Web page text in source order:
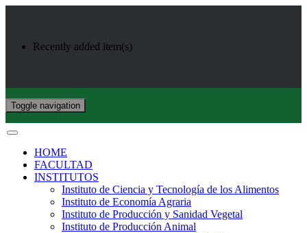
Recently added item(s)
Toggle navigation
HOME
FACULTAD
INSTITUTOS
Instituto de Ciencia y Tecnología de los Alimentos
Instituto de Economía Agraria
Instituto de Producción y Sanidad Vegetal
Instituto de Producción Animal